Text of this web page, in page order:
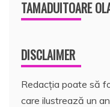
TAMADUITOARE
DISCLAIMER
Redacția poate să
care ilustrează un